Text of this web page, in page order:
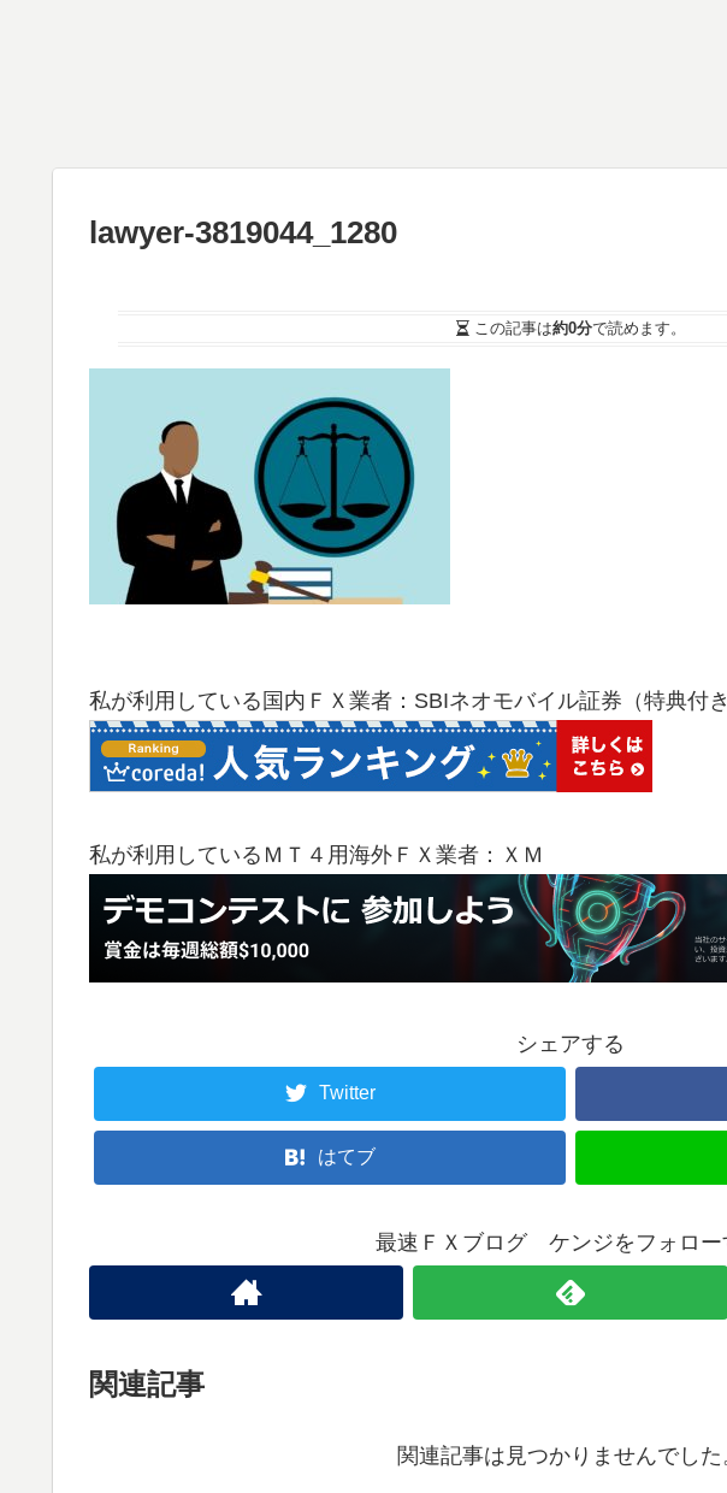
lawyer-3819044_1280
この記事は約0分で読めます。
私が利用している国内ＦＸ業者：SBIネオモバイル証券（特典付き
私が利用しているＭＴ４用海外ＦＸ業者：ＸＭ
シェアする
Twitter
はてブ
最速ＦＸブログ ケンジをフォロー
関連記事
関連記事は見つかりませんでした